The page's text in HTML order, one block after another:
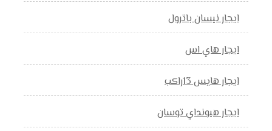
ايجار نيسان باترول
ايجار هاي اس
ايجار هايس 13راكب
ايجار هيونداي توسان